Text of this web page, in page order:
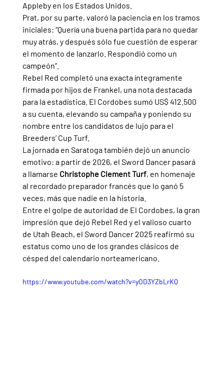
Appleby en los Estados Unidos.
Prat, por su parte, valoró la paciencia en los tramos
iniciales: “Quería una buena partida para no quedar
muy atrás, y después sólo fue cuestión de esperar
el momento de lanzarlo. Respondió como un
campeón”.
Rebel Red completó una exacta íntegramente
firmada por hijos de Frankel, una nota destacada
para la estadística. El Cordobes sumó US$ 412.500
a su cuenta, elevando su campaña y poniendo su
nombre entre los candidatos de lujo para el
Breeders’ Cup Turf.
La jornada en Saratoga también dejó un anuncio
emotivo: a partir de 2026, el Sword Dancer pasará
a llamarse Christophe Clement Turf, en homenaje
al recordado preparador francés que lo ganó 5
veces, más que nadie en la historia.
Entre el golpe de autoridad de El Cordobes, la gran
impresión que dejó Rebel Red y el valioso cuarto
de Utah Beach, el Sword Dancer 2025 reafirmó su
estatus como uno de los grandes clásicos de
césped del calendario norteamericano.
https://www.youtube.com/watch?v=yOD3YZbLrKQ